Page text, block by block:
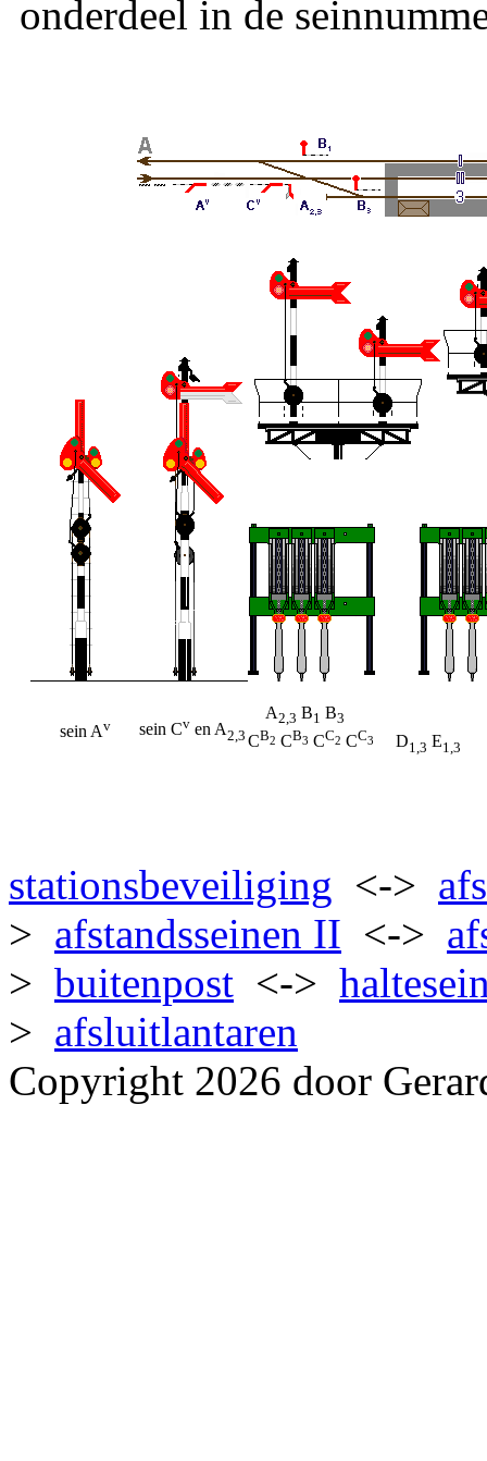
onderdeel in de
sein Av sein Cv en A2,3
A2,3 B1 B3
CB2 CB3 CC2 CC3 D1,3 E1,3
stationsbeveiliging <->
> afstandsseinen II <->
> buitenpost <->
> afsluitlantaren
Copyright 2026 door